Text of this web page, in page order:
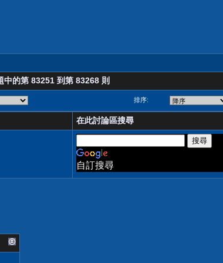
中的第 83251 到第 83268 則
排序:
在此討論區搜尋
自訂搜尋